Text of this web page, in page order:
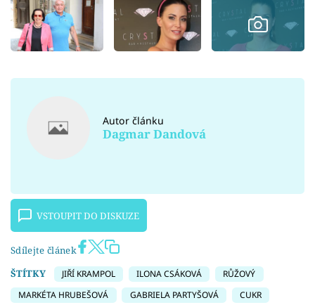
Autor článku
Dagmar Dandová
VSTOUPIT DO DISKUZE
Sdílejte článek
ŠTÍTKY
JIŘÍ KRAMPOL ILONA CSÁKOVÁ
RŮŽOVÝ
MARKÉTA HRUBEŠOVÁ
GABRIELA PARTYŠOVÁ
CUKR